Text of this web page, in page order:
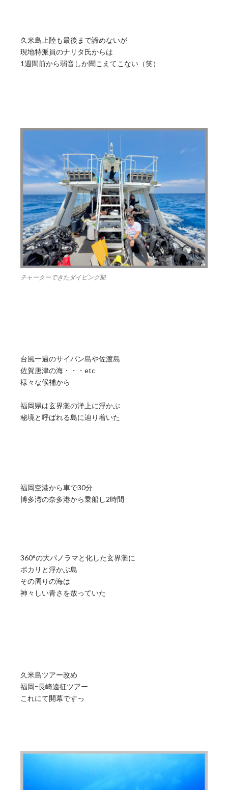
久米島上陸も最後まで諦めないが
現地特派員のナリタ氏からは
1週間前から弱音しか聞こえてこない（笑）
チャーターできたダイビング船
台風一過のサイパン島や佐渡島
佐賀唐津の海・・・etc
様々な候補から
福岡県は玄界灘の洋上に浮かぶ
秘境と呼ばれる島に辿り着いた
福岡空港から車で30分
博多湾の奈多港から乗船し2時間
360°の大パノラマと化した玄界灘に
ポカリと浮かぶ島
その周りの海は
神々しい青さを放っていた
久米島ツアー改め
福岡ｰ長崎遠征ツアー
これにて開幕ですっ